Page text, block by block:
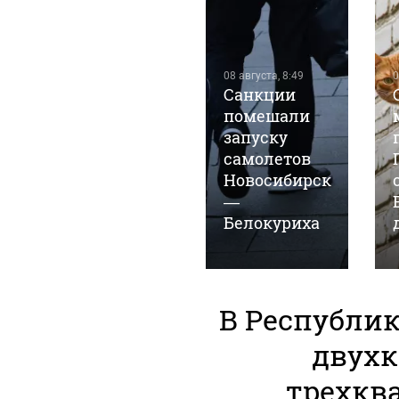
08 августа, 8:49
Санкции
помешали
запуску
самолетов
Новосибирск
—
Белокуриха
В